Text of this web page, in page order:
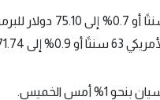
"رويترز".
أمس الخميس.